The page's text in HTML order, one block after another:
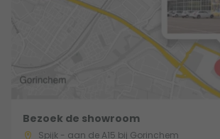
Bezoek de showroom
Spijk - aan de A15 bij Gorinchem